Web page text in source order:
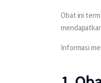
Obat ini
Informasi